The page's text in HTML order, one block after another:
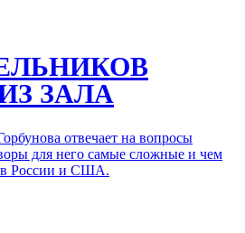
ЗАЛА
отвечает на вопросы
для него самые сложные и чем
в России и США.